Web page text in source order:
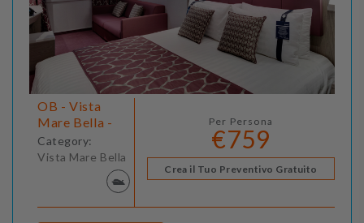
OB - Vista
Mare Bella -
Category:
Vista Mare Bella
Per Persona
€759
Crea il Tuo Preventivo Gratuito